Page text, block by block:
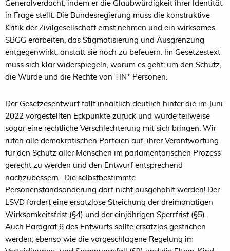
Generalverdacht, indem er die Glaubwürdigkeit ihrer Identität
in Frage stellt. Die Bundesregierung muss die konstruktive
Kritik der Zivilgesellschaft ernst nehmen und ein wirksames
SBGG erarbeiten, das Stigmatisierung und Ausgrenzung
entgegenwirkt, anstatt sie noch zu befeuern. Im Gesetzestext
muss sich klar widerspiegeln, worum es geht: um den Schutz,
die Würde und die Rechte von TIN* Personen.
Der Gesetzesentwurf fällt inhaltlich deutlich hinter die im Juni
2022 vorgestellten Eckpunkte zurück und würde teilweise
sogar eine rechtliche Verschlechterung mit sich bringen. Wir
rufen alle demokratischen Parteien auf, ihrer Verantwortung
für den Schutz aller Menschen im parlamentarischen Prozess
gerecht zu werden und den Entwurf entsprechend
nachzubessern. Die selbstbestimmte
Personenstandsänderung darf nicht ausgehöhlt werden! Der
LSVD fordert eine ersatzlose Streichung der dreimonatigen
Wirksamkeitsfrist (§4) und der einjährigen Sperrfrist (§5).
Auch Paragraf 6 des Entwurfs sollte ersatzlos gestrichen
werden, ebenso wie die vorgeschlagene Regelung im